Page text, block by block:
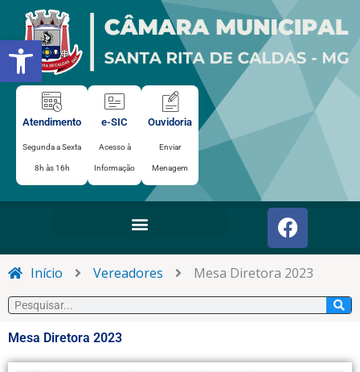
Abrir a barra de ferramentas
para
conteúdo
Atendimento
Segunda a Sexta
8h às 16h
e-SIC
Acesso à
Informação
Ouvidoria
Enviar
Menagem
F
a
c
e
b
o
k
Início Vereadores
Mesa Diretora 2023
Pesquisar
Mesa Diretora 2023